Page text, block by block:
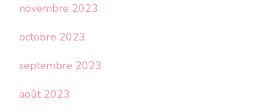
novembre 2023
octobre 2023
septembre 2023
août 2023